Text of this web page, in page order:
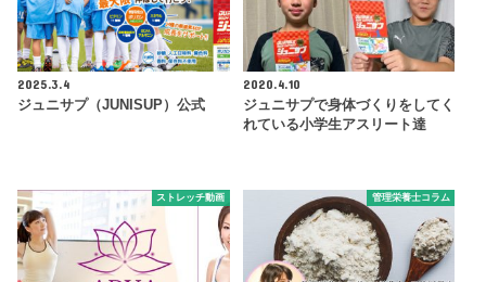
2025.3.4
ジュニサプ（JUNISUP）公式
2020.4.10
ジュニサプで身体づくりをしてく
れている小学生アスリート達
ストレッチ動画 管理栄養士コラム